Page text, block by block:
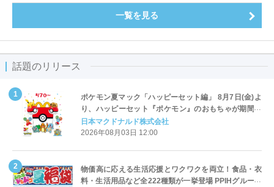
一覧を見る
話題のリリース
ポケモン夏マック「ハッピーセット編」 8月7日(金)よ
り、ハッピーセット『ポケモン』のおもちゃが期間限
定登場
日本マクドナルド株式会社
2026年08月03日 12:00
物価高に応える生活応援とワクワクを両立！食品・衣
料・生活用品など全222種類が一挙登場 PPIHグループ